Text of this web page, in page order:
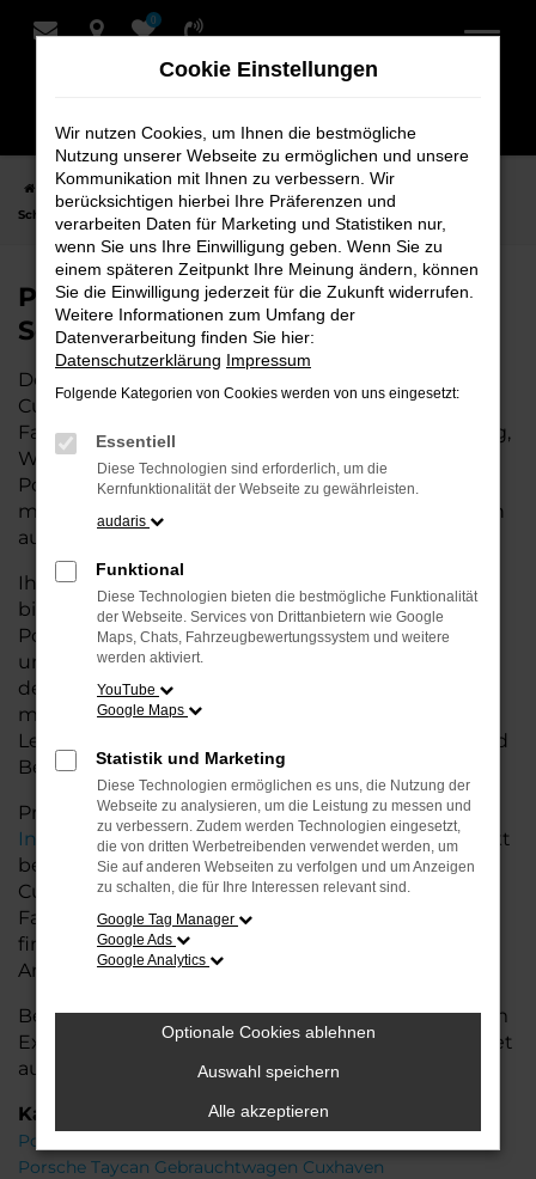
Zum
0
Startseite Cuxhaven Porsche
Porsche Taycan Fahrzeuge bei
Schmidt + Koch für Cuxhaven
Porsche Taycan Fahrzeuge bei
Schmidt + Koch für Cuxhaven
Der Porsche Taycan ist die perfekte Wahl für alle in
Cuxhaven, die ein zuverlässiges und modernes
Fahrzeug suchen. Ob für den täglichen Arbeitsweg,
Wochenendausflüge oder lange Reisen, der
Porsche Taycan bietet Komfort, Effizienz und
modernes Design, das sowohl in der Stadt als auch
auf dem Land glänzt.
Ihr Porsche Autohaus in der Nähe von Cuxhaven
bietet Ihnen neben einer breiten Auswahl an
Porsche Fahrzeugen auch umfassende Beratung
und Service. Wir unterstützen Sie bei der Auswahl
des passenden Modells und bieten
maßgeschneiderte Finanzierungslösungen sowie
Leasingoptionen, die perfekt zu Ihrem Budget und
Bedarf passen.
Profitieren Sie von zusätzlichen Services wie
Inzahlungnahme,Wartung und Reparaturendirekt
bei Ihrem Porsche Autohaus in der Nähe von
Cuxhaven. Mit unserer großen Auswahl an
Fahrzeugen und der professionellen Beratung
finden Sie bei uns das Fahrzeug, das Ihre
Ansprüche erfüllt.
Besuchen Sie uns und lassen Sie sich von unserem
Expertenteam beraten – der Porsche Taycan wartet
auf Sie!
Kategorie
Porsche Taycan Cuxhaven
Porsche Taycan Gebrauchtwagen Cuxhaven
Cookie Einstellungen
Wir nutzen Cookies, um Ihnen die bestmögliche
Nutzung unserer Webseite zu ermöglichen und unsere
Kommunikation mit Ihnen zu verbessern. Wir
berücksichtigen hierbei Ihre Präferenzen und
verarbeiten Daten für Marketing und Statistiken nur,
wenn Sie uns Ihre Einwilligung geben. Wenn Sie zu
einem späteren Zeitpunkt Ihre Meinung ändern, können
Sie die Einwilligung jederzeit für die Zukunft widerrufen.
Weitere Informationen zum Umfang der
Datenverarbeitung finden Sie hier:
Datenschutzerklärung Impressum
Folgende Kategorien von Cookies werden von uns eingesetzt:
Essentiell
Diese Technologien sind erforderlich, um die
Kernfunktionalität der Webseite zu gewährleisten.
audaris
Funktional
Diese Technologien bieten die bestmögliche Funktionalität
der Webseite. Services von Drittanbietern wie Google
Maps, Chats, Fahrzeugbewertungssystem und weitere
werden aktiviert.
YouTube
Google Maps
Statistik und Marketing
Diese Technologien ermöglichen es uns, die Nutzung der
Webseite zu analysieren, um die Leistung zu messen und
zu verbessern. Zudem werden Technologien eingesetzt,
die von dritten Werbetreibenden verwendet werden, um
Sie auf anderen Webseiten zu verfolgen und um Anzeigen
zu schalten, die für Ihre Interessen relevant sind.
Google Tag Manager
Google Ads
Google Analytics
Optionale Cookies ablehnen
Auswahl speichern
Alle akzeptieren